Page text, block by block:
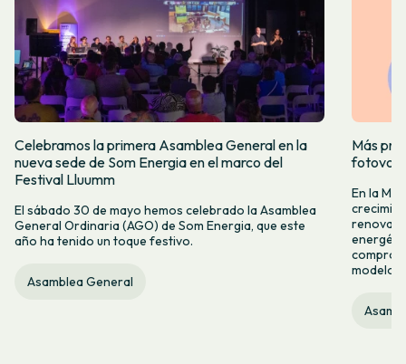
Celebramos la primera Asamblea General en la
nueva sede de Som Energia en el marco del
Festival Lluumm
El sábado 30 de mayo hemos celebrado la Asamblea
General Ordinaria (AGO) de Som Energia, que este
año ha tenido un toque festivo.
Asamblea General
Más
En la
modelo